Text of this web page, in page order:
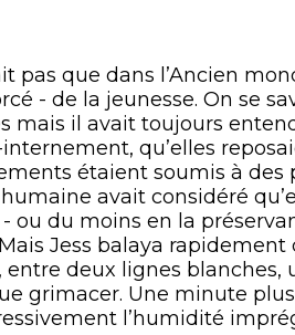
que dans l’Ancien
- de la jeunesse. On se
mais il avait toujours
qu’elles
étaient soumis à
humaine avait considéré
ou du moins en la
Jess balaya rapidement
entre deux lignes
grimacer. Une minute
l’humidité